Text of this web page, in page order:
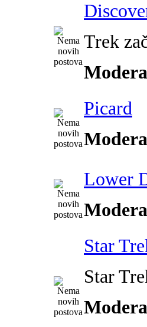
Trek
Picard
Lower
Star
Star